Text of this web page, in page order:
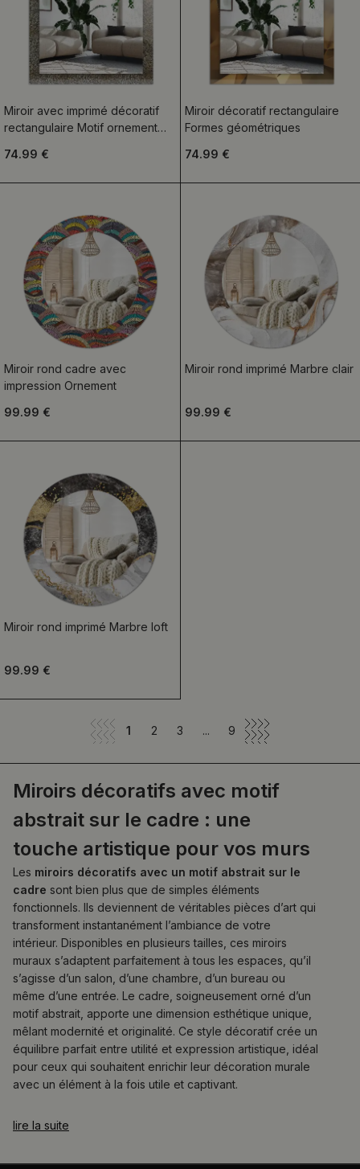
Miroir avec imprimé décoratif
rectangulaire Motif ornement
74.99 €
Miroir décoratif rectangulaire
Formes géométriques
74.99 €
Miroir rond cadre avec
impression Ornement
99.99 €
Miroir rond imprimé Marbre clair
99.99 €
Miroir rond imprimé Marbre loft
99.99 €
1 2 3 ... 9
Miroirs décoratifs avec motif
abstrait sur le cadre : une
touche artistique pour vos murs
Les miroirs décoratifs avec un motif abstrait sur le
cadre sont bien plus que de simples éléments
fonctionnels. Ils deviennent de véritables pièces d’art qui
transforment instantanément l’ambiance de votre
intérieur. Disponibles en plusieurs tailles, ces miroirs
muraux s’adaptent parfaitement à tous les espaces, qu’il
s’agisse d’un salon, d’une chambre, d’un bureau ou
même d’une entrée. Le cadre, soigneusement orné d’un
motif abstrait, apporte une dimension esthétique unique,
mêlant modernité et originalité. Ce style décoratif crée un
équilibre parfait entre utilité et expression artistique, idéal
pour ceux qui souhaitent enrichir leur décoration murale
avec un élément à la fois utile et captivant.
lire la suite